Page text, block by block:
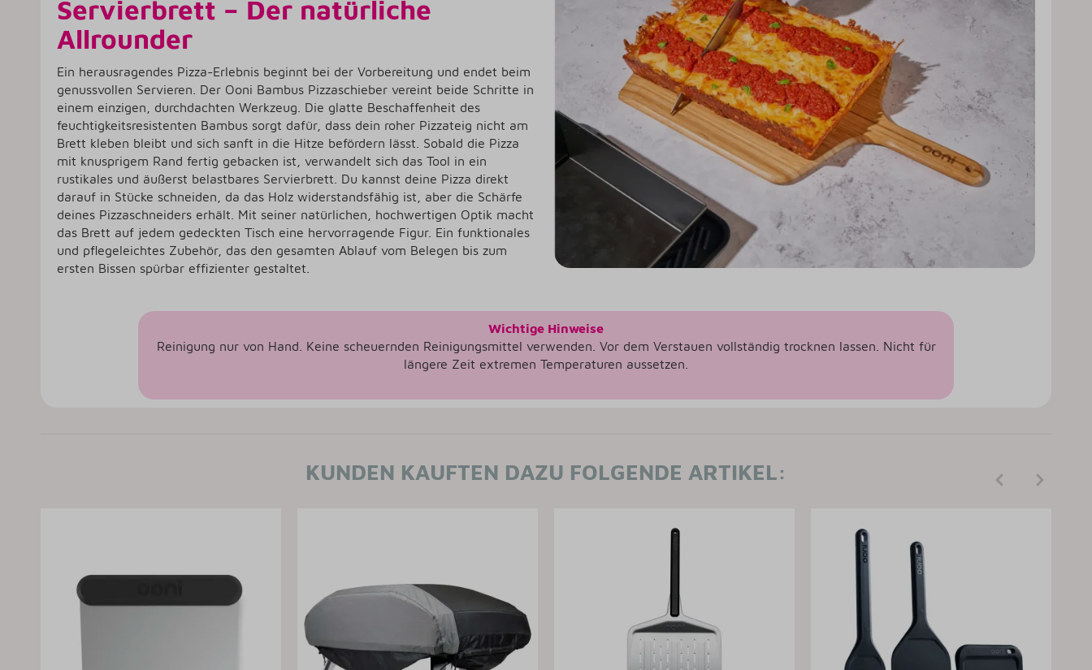
Servierbrett – Der natürliche
Allrounder
Ein herausragendes Pizza-Erlebnis beginnt bei der Vorbereitung und endet beim
genussvollen Servieren. Der Ooni Bambus Pizzaschieber vereint beide Schritte in
einem einzigen, durchdachten Werkzeug. Die glatte Beschaffenheit des
feuchtigkeitsresistenten Bambus sorgt dafür, dass dein roher Pizzateig nicht am
Brett kleben bleibt und sich sanft in die Hitze befördern lässt. Sobald die Pizza
mit knusprigem Rand fertig gebacken ist, verwandelt sich das Tool in ein
rustikales und äußerst belastbares Servierbrett. Du kannst deine Pizza direkt
darauf in Stücke schneiden, da das Holz widerstandsfähig ist, aber die Schärfe
deines Pizzaschneiders erhält. Mit seiner natürlichen, hochwertigen Optik macht
das Brett auf jedem gedeckten Tisch eine hervorragende Figur. Ein funktionales
und pflegeleichtes Zubehör, das den gesamten Ablauf vom Belegen bis zum
ersten Bissen spürbar effizienter gestaltet.
Wichtige Hinweise
Reinigung nur von Hand. Keine scheuernden Reinigungsmittel verwenden. Vor dem Verstauen vollständig trocknen lassen. Nicht für
längere Zeit extremen Temperaturen aussetzen.
KUNDEN KAUFTEN DAZU FOLGENDE ARTIKEL: